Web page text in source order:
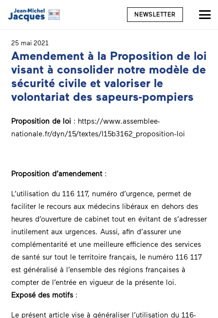
NEWSLETTER
25 mai 2021
Amendement à la Proposition de loi
visant à consolider notre modèle de
sécurité civile et valoriser le
volontariat des sapeurs-pompiers
Proposition de loi: https://www.assemblee-
nationale.fr/dyn/15/textes/l15b3162_proposition-loi
Proposition d’amendement:
L’utilisation du 116 117, numéro d’urgence, permet de
faciliter le recours aux médecins libéraux en dehors des
heures d’ouverture de cabinet tout en évitant de s’adresser
inutilement aux urgences. Aussi, afin d’assurer une
complémentarité et une meilleure efficience des services
de santé sur tout le territoire français, le numéro 116 117
est généralisé à l’ensemble des régions françaises à
compter de l’entrée en vigueur de la présente loi.
Exposé des motifs:
Le présent article vise à généraliser l’utilisation du 116-